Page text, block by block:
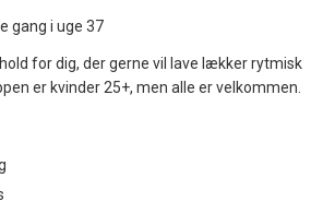
gang i uge 37
for dig, der gerne vil lave lækker rytmisk
er kvinder 25+, men alle er velkommen.